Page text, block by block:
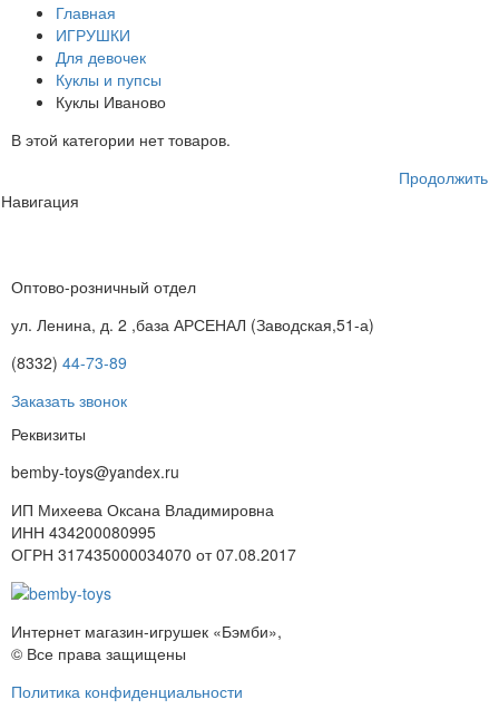
Главная
ИГРУШКИ
Для девочек
Куклы и пупсы
Куклы Иваново
В этой категории нет товаров.
Продолжить
Навигация
Оптово-розничный отдел
ул. Ленина, д. 2 ,база АРСЕНАЛ (Заводская,51-а)
(8332) 44-73-89
Заказать звонок
Реквизиты
bemby-toys@yandex.ru
ИП Михеева Оксана Владимировна
ИНН 434200080995
ОГРН 317435000034070 от 07.08.2017
Интернет магазин-игрушек «Бэмби»,
© Все права защищены
Политика конфиденциальности